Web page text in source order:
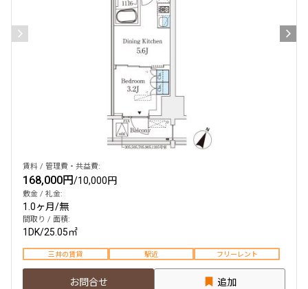
検索対象お部屋数
275件
お部屋を再検索
賃料 / 管理費・共益費:
168,000円/10,000円
敷金 / 礼金:
1.0ヶ月/無
間取り / 面積:
1DK/25.05㎡
三井の賃貸 駅近 フリーレント
お問合せ 追加